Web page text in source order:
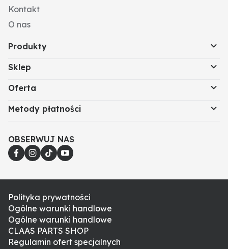
Kontakt
O nas
Produkty
Sklep
Oferta
Metody płatności
OBSERWUJ NAS
Polityka prywatności
Ogólne warunki handlowe
Ogólne warunki handlowe
CLAAS PARTS SHOP
Regulamin ofert specjalnych